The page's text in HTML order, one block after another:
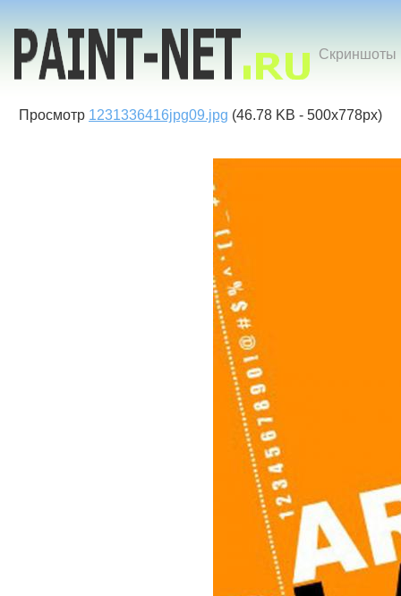
Скриншоты
Просмотр 1231336416jpg09.jpg (46.78 KB - 500x778px)